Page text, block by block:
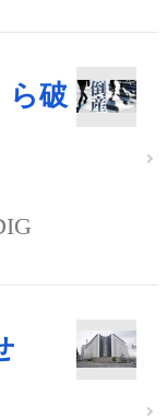
ら破